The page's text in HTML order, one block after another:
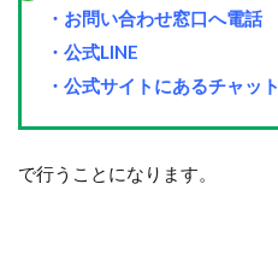
・お問い合わせ窓口へ電話
・公式LINE
・公式サイトにあるチャット
で行うことになります。